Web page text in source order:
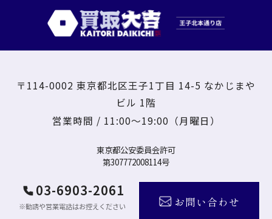
〒114-0002 東京都北区王子1丁目 14-5 なかじまや
ビル 1階
営業時間 / 11:00～19:00（月曜日）
東京都公安委員会許可
第307772008114号
03-6903-2061
お問い合わせ